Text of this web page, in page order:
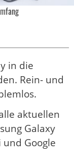
in die
Rein- und
aktuellen
Galaxy
Google